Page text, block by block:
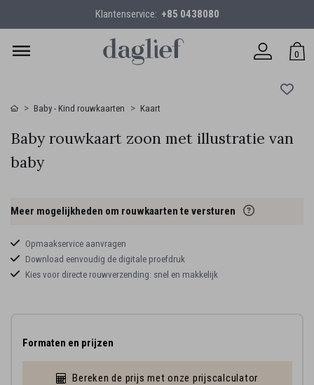
Klantenservice: +85 0438080
0
Baby - Kind rouwkaarten Kaart
Baby rouwkaart zoon met illustratie van
baby
Meer mogelijkheden om rouwkaarten te versturen
Opmaakservice aanvragen
Download eenvoudig de digitale proefdruk
Kies voor directe rouwverzending: snel en makkelijk
Formaten en prijzen
Bereken de prijs met onze prijscalculator